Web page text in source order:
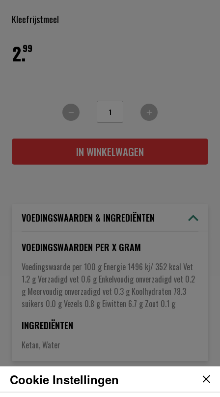
Kleefrijstmeel
99
2.
IN WINKELWAGEN
VOEDINGSWAARDEN & INGREDIËNTEN
VOEDINGSWAARDEN PER X GRAM
Voedingswaarde per 100 g Energie 1496 kj/ 352 kcal Vet
1.2 g Verzadigd vet 0.6 g Enkelvoudig onverzadigd vet 0.2
g Meervoudig onverzadigd vet 0.3 g Koolhydraten 78.3
suikers 0.0 g Vezels 0.8 g Eiwitten 6.7 g Zout 0.1 g
INGREDIËNTEN
Ketan, Water
OVER DE FABRIKANT
Cookie Instellingen